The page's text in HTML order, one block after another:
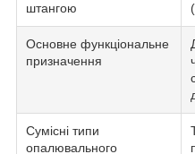
штангою
Основне функціональне
призначення
Сумісні типи
опалювального